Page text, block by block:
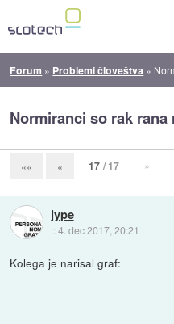
Forum » Problemi človeštva »
Normiranci so rak
«« « 17 / 17 »
jype
::4. dec 2017, 20:21
Kolega je narisal graf: